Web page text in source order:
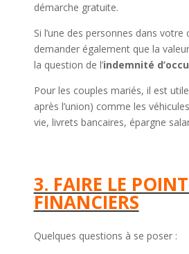
démarche gratuite.
Si l’une des personnes dans
demander également que la
la question de l’indemnité
Pour les couples mariés, il est
après l’union) comme les
vie, livrets bancaires, épargne
3. FAIRE LE
FINANCIERS
Quelques questions à se poser :